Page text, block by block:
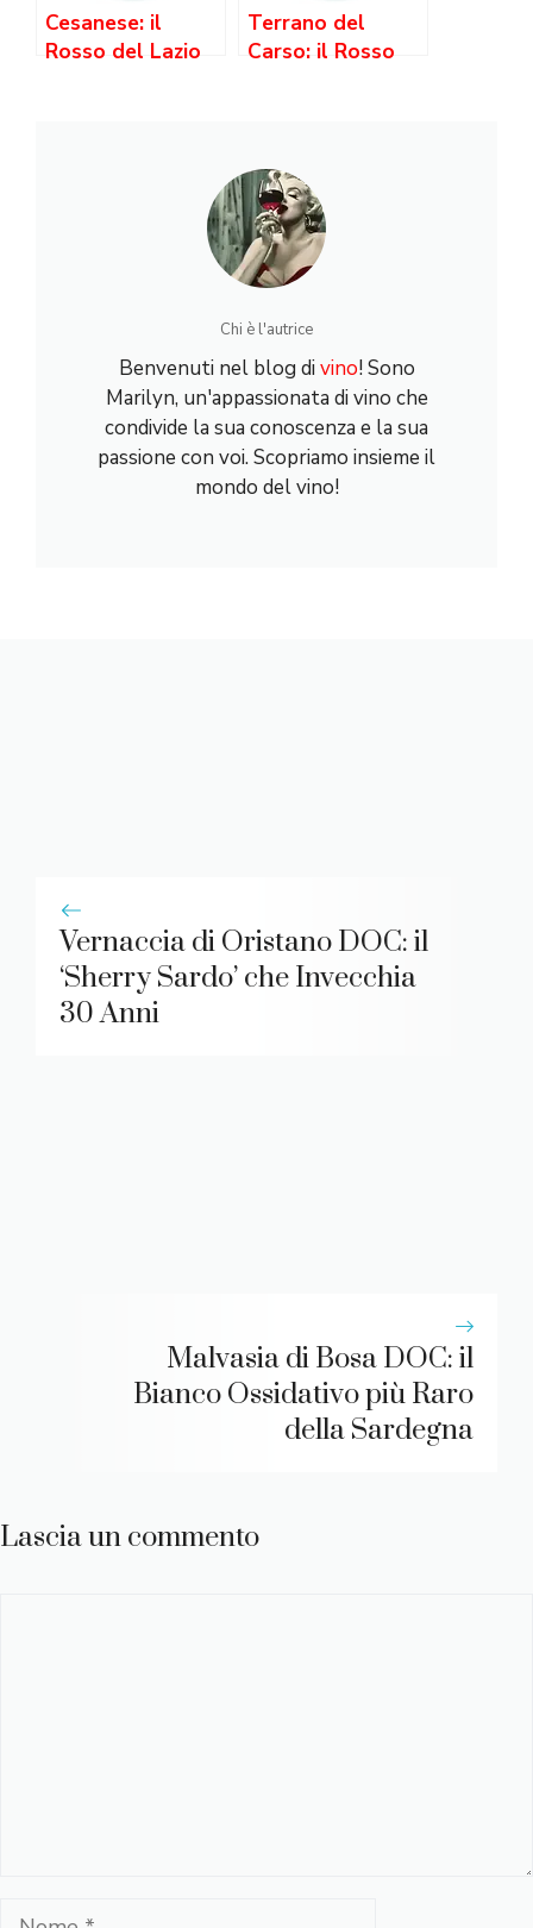
Cesanese: il
Rosso del Lazio
Terrano del
Carso: il Rosso
Chi è l'autrice
Benvenuti nel blog divino! Sono
Marilyn, un'appassionata di vino che
condivide la sua conoscenza e la sua
passione con voi. Scopriamo insieme il
mondo del vino!
Vernaccia di Oristano DOC: il
‘Sherry Sardo’ che Invecchia
30 Anni
Malvasia di Bosa DOC: il
Bianco Ossidativo più Raro
della Sardegna
Lascia un commento
Nome